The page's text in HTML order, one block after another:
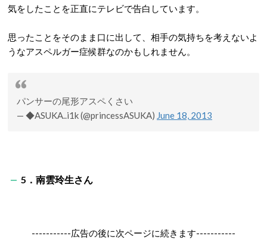
気をしたことを正直にテレビで告白しています。
思ったことをそのまま口に出して、相手の気持ちを考えないよ
うなアスペルガー症候群なのかもしれません。
パンサーの尾形アスペくさい
— ◆ASUKA..i1k (@princessASUKA) June 18, 2013
5．南雲玲生さん
-----------広告の後に次ページに続きます-----------